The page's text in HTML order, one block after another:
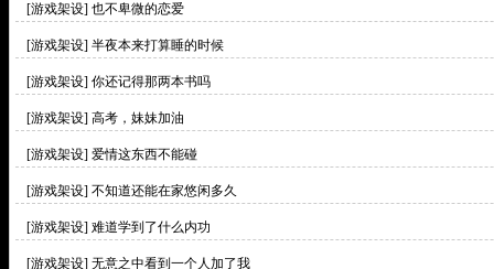
[游戏架设] 也不卑微的恋爱
[游戏架设] 半夜本来打算睡的时候
[游戏架设] 你还记得那两本书吗
[游戏架设] 高考，妹妹加油
[游戏架设] 爱情这东西不能碰
[游戏架设] 不知道还能在家悠闲多久
[游戏架设] 难道学到了什么内功
[游戏架设] 无意之中看到一个人加了我